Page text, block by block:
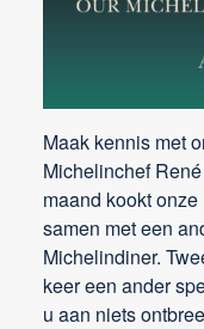
Maak kennis met
Michelinchef
maand kookt
samen met een
Michelindiner.
keer een ander
u aan niets